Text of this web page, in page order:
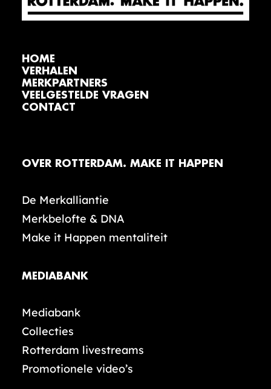
HOME
VERHALEN
MERKPARTNERS
VEELGESTELDE VRAGEN
CONTACT
OVER ROTTERDAM. MAKE IT HAPPEN
De Merkalliantie
Merkbelofte & DNA
Make it Happen mentaliteit
MEDIABANK
Mediabank
Collecties
Rotterdam livestreams
Promotionele video’s